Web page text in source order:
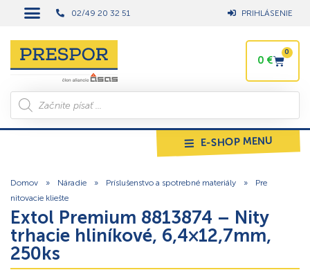
02/49 20 32 51 PRIHLÁSENIE
0 €
0
E-SHOP MENU
Domov » Náradie » Príslušenstvo a spotrebné materiály »
Pre
nitovacie kliešte
Extol Premium 8813874 – Nity
trhacie hliníkové, 6,4×12,7mm,
250ks